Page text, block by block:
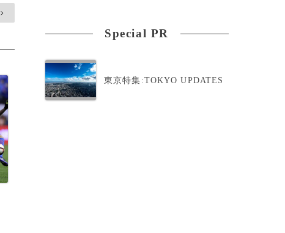
>
Special PR
東京特集:TOKYO UPDATES